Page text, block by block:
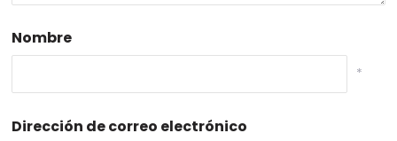
Nombre
*
Dirección de correo electrónico